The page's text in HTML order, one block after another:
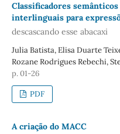
Classificadores
interlinguais para
descascando esse abacaxi
Julia Batista, Elisa Duarte
Rozane Rodrigues Rebechi,
p. 01-26
PDF
A criação do MACC